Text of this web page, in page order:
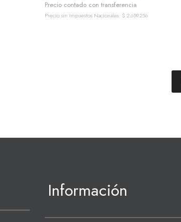
Precio sin Impuestos Nacionales: $ 2.659.256
Precio contado con transferencia
Información